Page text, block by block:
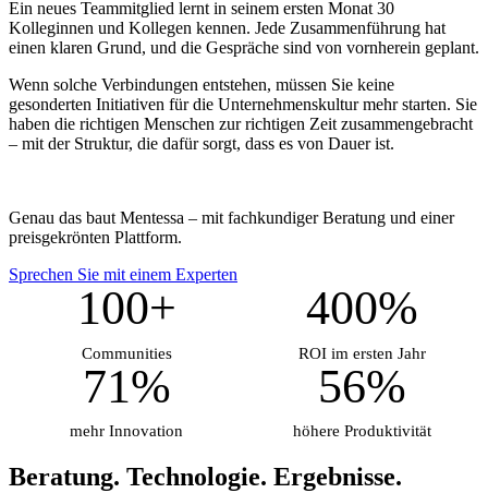
Ein neues Teammitglied lernt in seinem ersten Monat 30
Kolleginnen und Kollegen kennen. Jede Zusammenführung hat
einen klaren Grund, und die Gespräche sind von vornherein geplant.
Wenn solche Verbindungen entstehen, müssen Sie keine
gesonderten Initiativen für die Unternehmenskultur mehr starten. Sie
haben die richtigen Menschen zur richtigen Zeit zusammengebracht
– mit der Struktur, die dafür sorgt, dass es von Dauer ist.
Genau das baut Mentessa – mit fachkundiger Beratung und einer
preisgekrönten Plattform.
Sprechen Sie mit einem Experten
100+
Communities
400%
ROI im ersten Jahr
71%
mehr Innovation
56%
höhere Produktivität
Beratung. Technologie. Ergebnisse.